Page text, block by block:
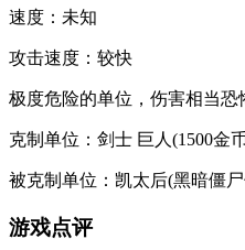
速度：未知
攻击速度：较快
极度危险的单位，伤害相当
克制单位：剑士 巨人(1500金
被克制单位：凯太后(黑暗僵
游戏点评